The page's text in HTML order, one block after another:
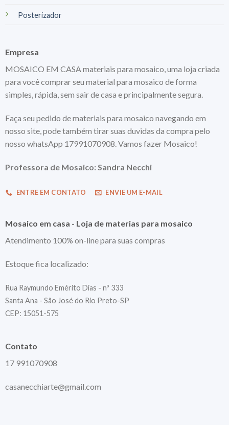
Posterizador
Empresa
MOSAICO EM CASA materiais para mosaico, uma loja criada
para você comprar seu material para mosaico de forma
simples, rápida, sem sair de casa e principalmente segura.
Faça seu pedido de materiais para mosaico navegando em
nosso site, pode também tirar suas duvidas da compra pelo
nosso whatsApp 17991070908. Vamos fazer Mosaico!
Professora de Mosaico: Sandra Necchi
ENTRE EM CONTATO ENVIE UM E-MAIL
Mosaico em casa - Loja de materias para mosaico
Atendimento 100% on-line para suas compras
Estoque fica localizado:
Rua Raymundo Emérito Dias - nº 333
Santa Ana - São José do Rio Preto-SP
CEP: 15051-575
Contato
17 991070908
casanecchiarte@gmail.com